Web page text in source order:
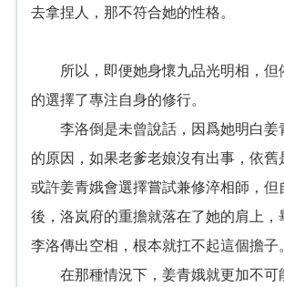
去拿捏人，那不符合她的性格。
所以，即便她身懷九品光明相，但
的選擇了專注自身的修行。
李洛倒是未曾說話，因爲她明白姜
的原因，如果老爹老娘沒有出事，依舊
或許姜青娥會選擇嘗試兼修淬相師，但
後，洛岚府的重擔就落在了她的肩上，
李洛傳出空相，根本就扛不起這個擔子
在那種情況下，姜青娥就更加不可